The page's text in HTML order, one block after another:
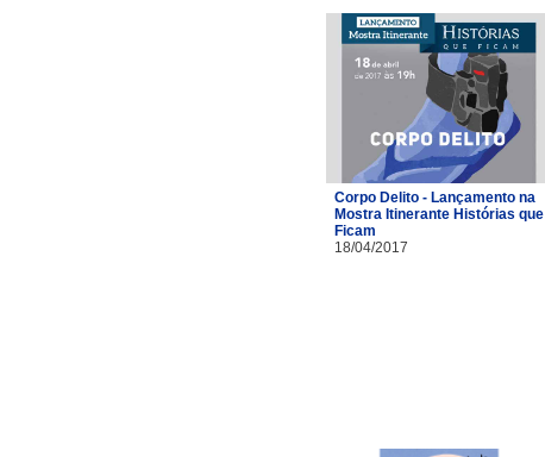
Corpo Delito - Lançamento na
Mostra Itinerante Histórias que
Ficam
18/04/2017